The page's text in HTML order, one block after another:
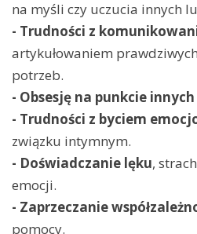
na myśli czy uczucia innych
- Trudności z
artykułowaniem
potrzeb.
- Obsesję na punkcie
- Trudności z byciem
związku intymnym.
- Doświadczanie lęku,
emocji.
- Zaprzeczanie
pomocy.